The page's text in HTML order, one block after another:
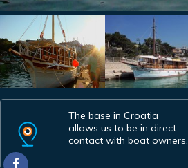
The base in Croatia
allows us to be in direct
contact with boat owners.